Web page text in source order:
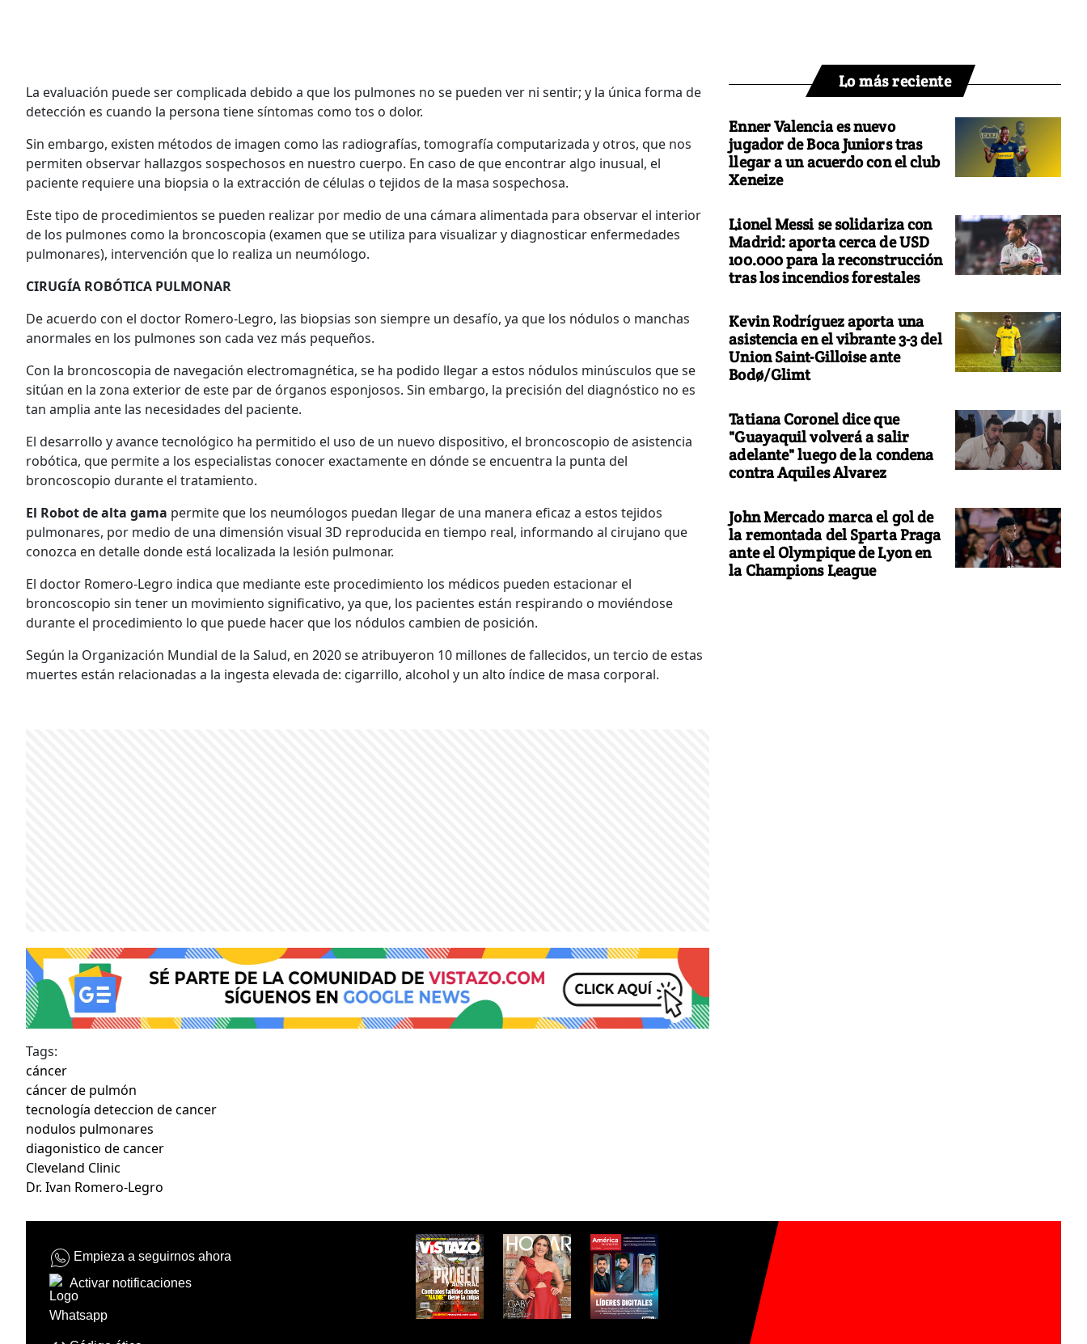
La evaluación puede ser complicada debido a que los pulmones no se pueden ver ni sentir; y la única forma de
detección es cuando la persona tiene síntomas como tos o dolor.
Sin embargo, existen métodos de imagen como las radiografías, tomografía computarizada y otros, que nos
permiten observar hallazgos sospechosos en nuestro cuerpo. En caso de que encontrar algo inusual, el
paciente requiere una biopsia o la extracción de células o tejidos de la masa sospechosa.
Este tipo de procedimientos se pueden realizar por medio de una cámara alimentada para observar el interior
de los pulmones como la broncoscopia (examen que se utiliza para visualizar y diagnosticar enfermedades
pulmonares), intervención que lo realiza un neumólogo.
CIRUGÍA ROBÓTICA PULMONAR
De acuerdo con el doctor Romero-Legro, las biopsias son siempre un desafío, ya que los nódulos o manchas
anormales en los pulmones son cada vez más pequeños.
Con la broncoscopia de navegación electromagnética, se ha podido llegar a estos nódulos minúsculos que se
sitúan en la zona exterior de este par de órganos esponjosos. Sin embargo, la precisión del diagnóstico no es
tan amplia ante las necesidades del paciente.
El desarrollo y avance tecnológico ha permitido el uso de un nuevo dispositivo, el broncoscopio de asistencia
robótica, que permite a los especialistas conocer exactamente en dónde se encuentra la punta del
broncoscopio durante el tratamiento.
El Robot de alta gama permite que los neumólogos puedan llegar de una manera eficaz a estos tejidos
pulmonares, por medio de una dimensión visual 3D reproducida en tiempo real, informando al cirujano que
conozca en detalle donde está localizada la lesión pulmonar.
El doctor Romero-Legro indica que mediante este procedimiento los médicos pueden estacionar el
broncoscopio sin tener un movimiento significativo, ya que, los pacientes están respirando o moviéndose
durante el procedimiento lo que puede hacer que los nódulos cambien de posición.
Según la Organización Mundial de la Salud, en 2020 se atribuyeron 10 millones de fallecidos, un tercio de estas
muertes están relacionadas a la ingesta elevada de: cigarrillo, alcohol y un alto índice de masa corporal.
Tags:
cáncer
cáncer de pulmón
tecnología deteccion de cancer
nodulos pulmonares
diagonistico de cancer
Cleveland Clinic
Dr. Ivan Romero-Legro
Lo más reciente
Enner Valencia es nuevo
jugador de Boca Juniors tras
llegar a un acuerdo con el club
Xeneize
Lionel Messi se solidariza con
Madrid: aporta cerca de USD
100.000 para la reconstrucción
tras los incendios forestales
Kevin Rodríguez aporta una
asistencia en el vibrante 3-3 del
Union Saint-Gilloise ante
Bodø/Glimt
Tatiana Coronel dice que
"Guayaquil volverá a salir
adelante" luego de la condena
contra Aquiles Alvarez
John Mercado marca el gol de
la remontada del Sparta Praga
ante el Olympique de Lyon en
la Champions League
Empieza a seguirnos ahora
Activar notificaciones